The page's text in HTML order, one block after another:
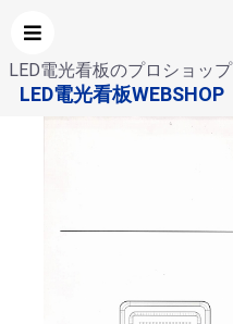
LED電光看板のプロショップ
LED電光看板WEBSHOP